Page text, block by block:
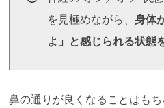
を見極めながら、身体
よ」と感じられる状態
鼻の通りが良くなることはもち